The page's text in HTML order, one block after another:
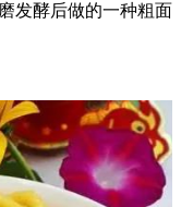
发酵后做的一种粗面